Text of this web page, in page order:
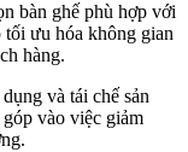
bàn ghế phù hợp với
ưu hóa không gian
hàng.
và tái chế sản
vào việc giảm